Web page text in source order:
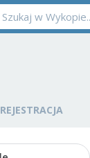
REJESTRACJA